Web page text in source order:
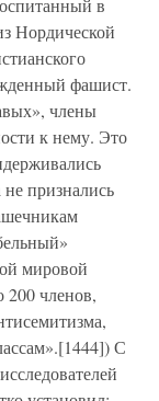
в
Нордической
фашист.
члены
к нему. Это
признались
мировой
членов,
С